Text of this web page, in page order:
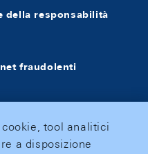
della responsabilità
fraudolenti
tool analitici
a disposizione